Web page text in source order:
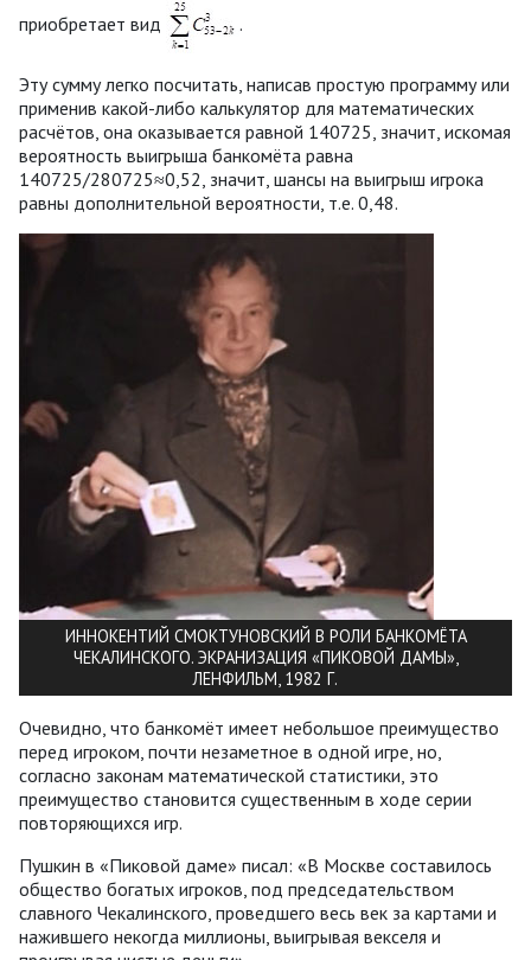
приобретает вид
.
Эту сумму легко посчитать, написав простую программу или
применив какой-либо калькулятор для математических
расчётов, она оказывается равной 140725, значит, искомая
вероятность выигрыша банкомёта равна
140725/280725≈0,52, значит, шансы на выигрыш игрока
равны дополнительной вероятности, т.е. 0,48.
ИННОКЕНТИЙ СМОКТУНОВСКИЙ В РОЛИ БАНКОМЁТА
ЧЕКАЛИНСКОГО. ЭКРАНИЗАЦИЯ «ПИКОВОЙ ДАМЫ»,
ЛЕНФИЛЬМ, 1982 Г.
Очевидно, что банкомёт имеет небольшое преимущество
перед игроком, почти незаметное в одной игре, но,
согласно законам математической статистики, это
преимущество становится существенным в ходе серии
повторяющихся игр.
Пушкин в «Пиковой даме» писал: «В Москве составилось
общество богатых игроков, под председательством
славного Чекалинского, проведшего весь век за картами и
нажившего некогда миллионы, выигрывая векселя и